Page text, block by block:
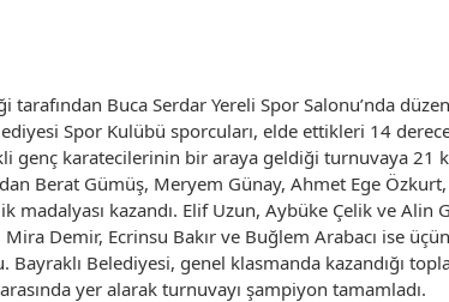
Buca Serdar Yereli Spor Salonu’nda
Spor Kulübü sporcuları, elde ettikleri 14
genç karatecilerinin bir araya geldiği turnuvaya 21
Berat Gümüş, Meryem Günay, Ahmet Ege
madalyası kazandı. Elif Uzun, Aybüke Çelik ve Alin
Demir, Ecrinsu Bakır ve Buğlem Arabacı ise
Bayraklı Belediyesi, genel klasmanda kazandığı
yer alarak turnuvayı şampiyon tamamladı.